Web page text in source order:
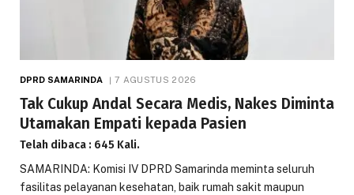
DPRD SAMARINDA 7 AGUSTUS 2026
Tak Cukup Andal Secara Medis, Nakes Diminta
Utamakan Empati kepada Pasien
Telah dibaca : 645 Kali.
SAMARINDA: Komisi IV DPRD Samarinda meminta seluruh
fasilitas pelayanan kesehatan, baik rumah sakit maupun